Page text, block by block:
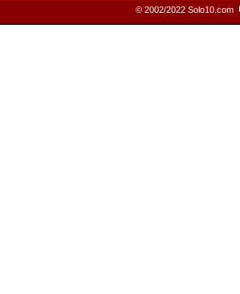
© 2002/2022 Solo10.com